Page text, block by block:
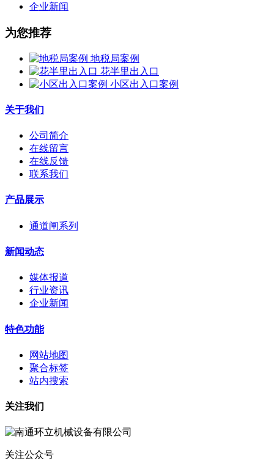
企业新闻
为您推荐
地税局案例
花半里出入口
小区出入口案例
关于我们
公司简介
在线留言
在线反馈
联系我们
产品展示
通道闸系列
新闻动态
媒体报道
行业资讯
企业新闻
特色功能
网站地图
聚合标签
站内搜索
关注我们
关注公众号